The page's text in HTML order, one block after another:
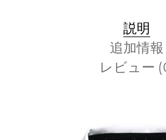
説明
追加情報
レビュー